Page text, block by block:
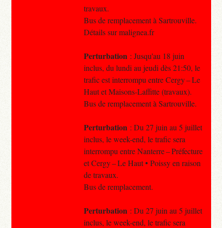
travaux.
Bus de remplacement à Sartrouville.
Détails sur malignea.fr
Perturbation : Jusqu'au 18 juin
inclus, du lundi au jeudi dès 21:50, le
trafic est interrompu entre Cergy – Le
Haut et Maisons-Laffitte (travaux).
Bus de remplacement à Sartrouville.
Perturbation : Du 27 juin au 5 juillet
inclus, le week-end, le trafic sera
interrompu entre Nanterre – Préfecture
et Cergy – Le Haut • Poissy en raison
de travaux.
Bus de remplacement.
Perturbation : Du 27 juin au 5 juillet
inclus, le week-end, le trafic sera